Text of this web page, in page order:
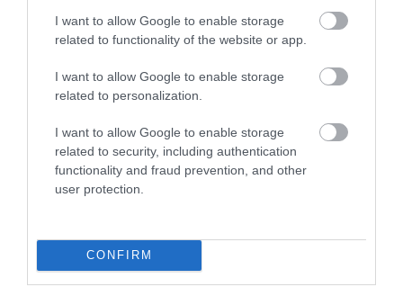
I want to allow Google to enable storage
related to functionality of the website or app.
I want to allow Google to enable storage
related to personalization.
I want to allow Google to enable storage
related to security, including authentication
functionality and fraud prevention, and other
user protection.
CONFIRM
Ξύλινος πύργος Palazzo
1.763,85€ – 2.066,68
Ξύλινος πύργος Penthouse